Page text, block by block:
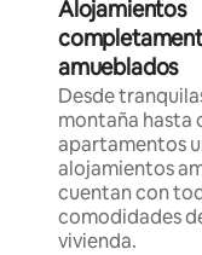
Alojamientos
amueblados
Desde
montaña hasta
apartamentos
alojamientos
cuentan con
comodidades
vivienda.